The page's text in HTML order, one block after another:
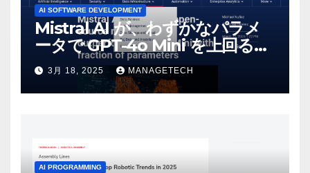
AI SOFTWARE DEVELOPMENT
Mistral AI が、わずかなパラメ
ータで GPT-4o Mini を上回る新
しいオープンソース モデルをリ
リース | VentureBeat
3月 18, 2025 MANAGETECH
AI PROGRAMMING